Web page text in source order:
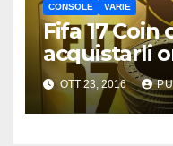
CONSOLE VARIE
Fifa 17 Coin
acquistarli
OTT 23, 2016